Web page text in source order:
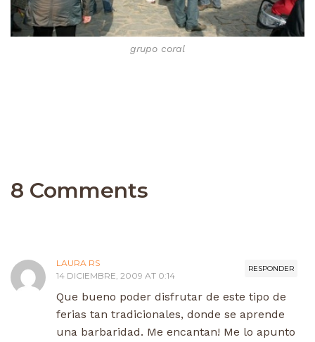
grupo coral
8 Comments
RESPONDER
LAURA RS
14 DICIEMBRE, 2009 AT 0:14
Que bueno poder disfrutar de este tipo de
ferias tan tradicionales, donde se aprende
una barbaridad. Me encantan! Me lo apunto